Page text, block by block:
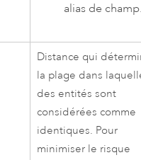
alias de champ.
Distance qui
la plage dans
des entités sont
considérées comme
identiques. Pour
minimiser le risque